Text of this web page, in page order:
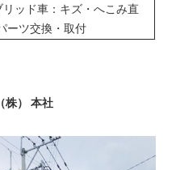
ッド車：キズ・へこみ直
ーツ交換・取付
株） 本社